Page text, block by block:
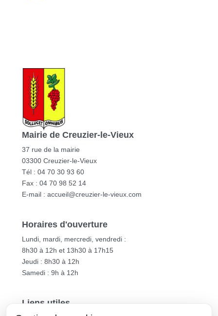
Mairie de Creuzier-le-Vieux
37 rue de la mairie
03300 Creuzier-le-Vieux
Tél : 04 70 30 93 60
Fax : 04 70 98 52 14
E-mail : accueil@creuzier-le-vieux.com
Horaires d'ouverture
Lundi, mardi, mercredi, vendredi :
8h30 à 12h et 13h30 à 17h15
Jeudi : 8h30 à 12h
Samedi : 9h à 12h
Liens utiles